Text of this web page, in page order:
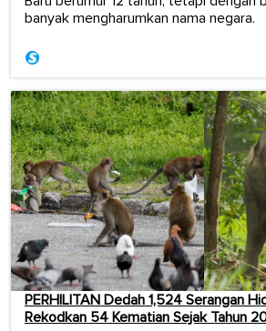
banyak mengharumkan nama negara.
PERHILITAN Dedah 1,524 Serangan
Rekodkan 54 Kematian Sejak Tahun